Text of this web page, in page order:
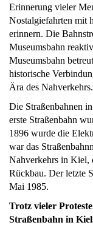
Erinnerung vieler
Nostalgiefahrten mit
erinnern. Die
Museumsbahn
Museumsbahn
historische
Ära des Nahverkehrs.
Die Straßenbahnen
erste Straßenbahn
1896 wurde die
war das
Nahverkehrs in Kiel,
Rückbau. Der letzte
Mai 1985.
Trotz vieler
Straßenbahn in